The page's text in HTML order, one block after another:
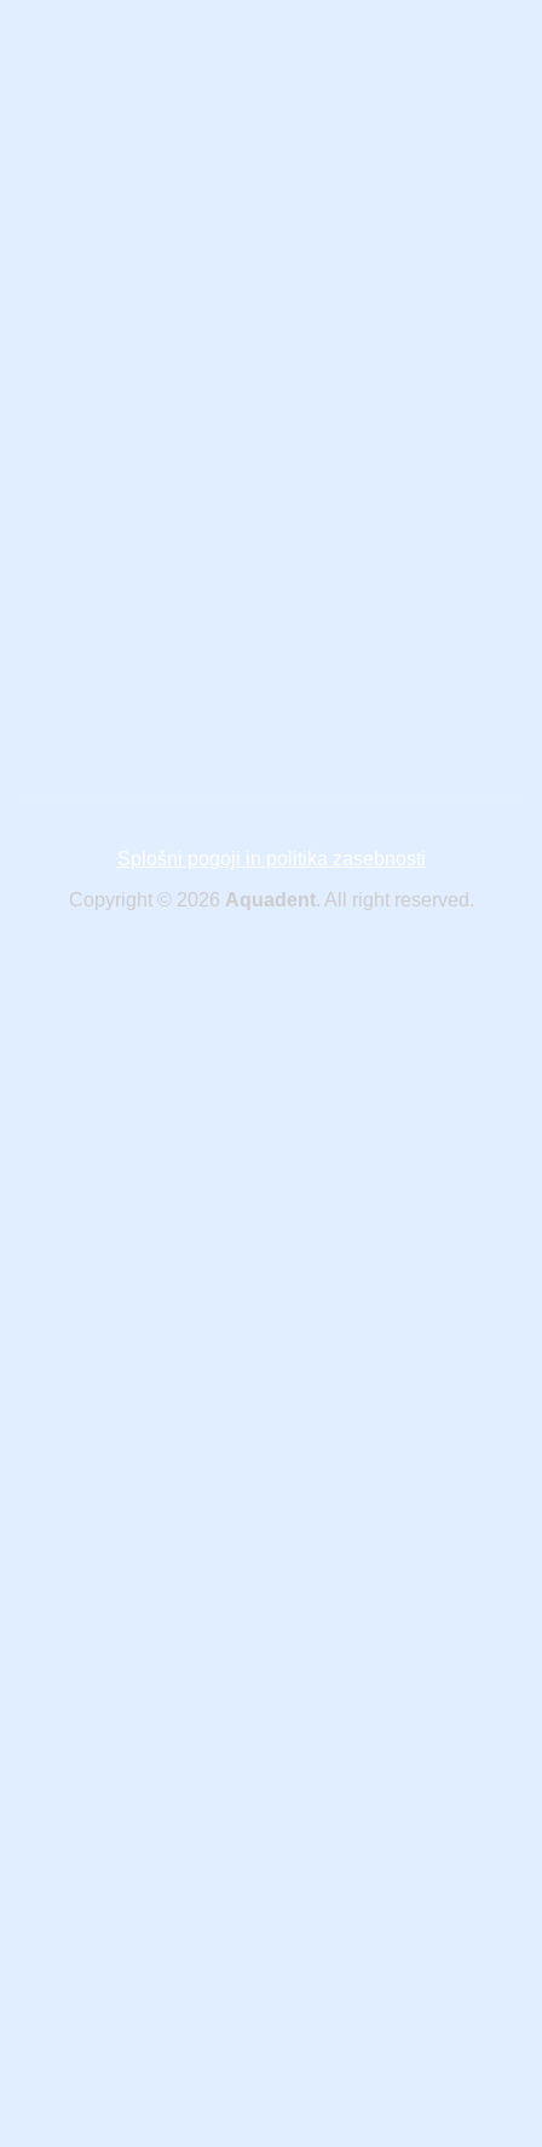
Splošni pogoji in politika zasebnosti
Copyright © 2026 Aquadent. All right reserved.